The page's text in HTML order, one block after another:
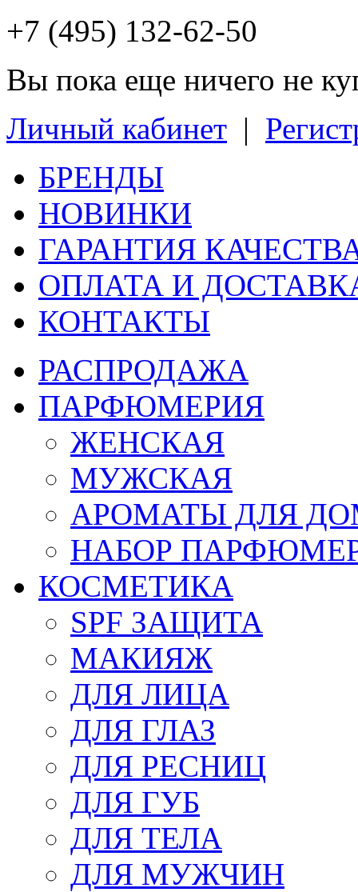
+7 (495) 132-62-50
Вы пока еще ничего не
Личный кабинет |
БРЕНДЫ
НОВИНКИ
ГАРАНТИЯ
ОПЛАТА И
КОНТАКТЫ
РАСПРОДАЖА
ПАРФЮМЕРИЯ
ЖЕНСКАЯ
МУЖСКАЯ
АРОМАТЫ ДЛЯ
НАБОР
КОСМЕТИКА
SPF ЗАЩИТА
МАКИЯЖ
ДЛЯ ЛИЦА
ДЛЯ ГЛАЗ
ДЛЯ РЕСНИЦ
ДЛЯ ГУБ
ДЛЯ ТЕЛА
ДЛЯ МУЖЧИН